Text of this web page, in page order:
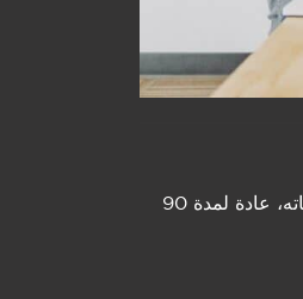
تمدید عقد الإیجار السكني ھي عملیة قانونیة تسمح للمستأجر بتمدید عقد إیجار ممتلكاته، عادة لمدة 90